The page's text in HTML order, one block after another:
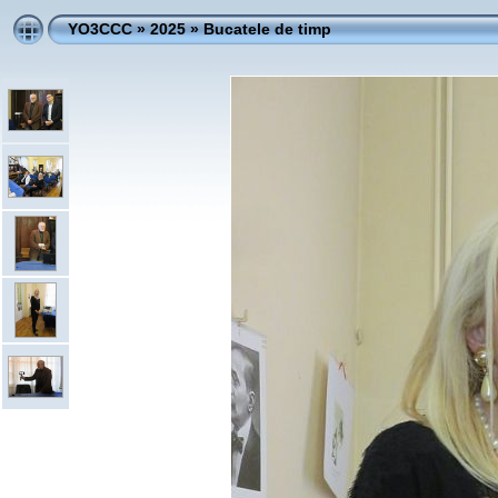
YO3CCC»2025»Bucatele de timp